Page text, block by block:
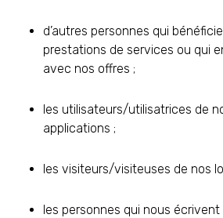
d’autres personnes qui
prestations de services ou qui
avec nos offres ;
les utilisateurs/utilisatrices de
applications ;
les visiteurs/visiteuses de nos
les personnes qui nous écrivent